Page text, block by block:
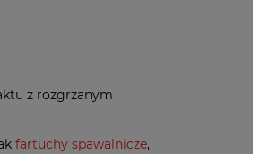
z rozgrzanym
fartuchy spawalnicze,